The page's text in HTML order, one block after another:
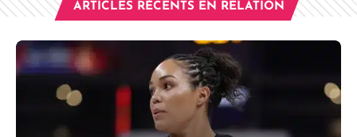
ARTICLES RÉCENTS EN RELATION